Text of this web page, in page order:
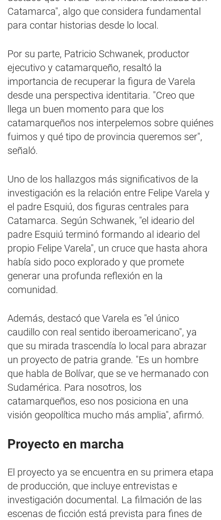
Catamarca", algo que considera fundamental
para contar historias desde lo local.
Por su parte, Patricio Schwanek, productor
ejecutivo y catamarqueño, resaltó la
importancia de recuperar la figura de Varela
desde una perspectiva identitaria. "Creo que
llega un buen momento para que los
catamarqueños nos interpelemos sobre quiénes
fuimos y qué tipo de provincia queremos ser",
señaló.
Uno de los hallazgos más significativos de la
investigación es la relación entre Felipe Varela y
el padre Esquiú, dos figuras centrales para
Catamarca. Según Schwanek, "el ideario del
padre Esquiú terminó formando al ideario del
propio Felipe Varela", un cruce que hasta ahora
había sido poco explorado y que promete
generar una profunda reflexión en la
comunidad.
Además, destacó que Varela es "el único
caudillo con real sentido iberoamericano", ya
que su mirada trascendía lo local para abrazar
un proyecto de patria grande. "Es un hombre
que habla de Bolívar, que se ve hermanado con
Sudamérica. Para nosotros, los
catamarqueños, eso nos posiciona en una
visión geopolítica mucho más amplia", afirmó.
Proyecto en marcha
El proyecto ya se encuentra en su primera etapa
de producción, que incluye entrevistas e
investigación documental. La filmación de las
escenas de ficción está prevista para fines de